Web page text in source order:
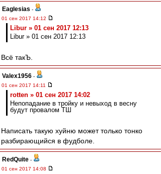
Eaglesias -
01 сен 2017 14:12
Libur » 01 сен 2017 12:13
Libur » 01 сен 2017 12:13
Всё такЪ.
Valex1956 -
01 сен 2017 14:11
rotten » 01 сен 2017 14:02
Непопадание в тройку и невыход в весну
будут провалом ТШ
Написать такую хуйню может только тонко
разбирающийся в фудболе.
RedQuite -
01 сен 2017 14:08